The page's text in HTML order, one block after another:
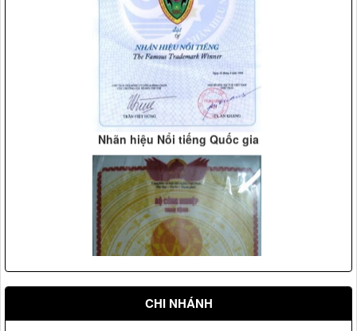
Vệ sỹ Võ Đường Ngọc Hòa bảo vệ Đ/c nguyên phó chủ
tịch nước Nguyễn Thị Bình(2008)
Vệ sỹ Võ Đường Ngọc Hòa bảo vệ Đ/c phó chủ tịch nước
Nguyễn Thị Doan(2007)
Nhãn hiệu Nổi tiếng Quốc gia
CHI NHÁNH